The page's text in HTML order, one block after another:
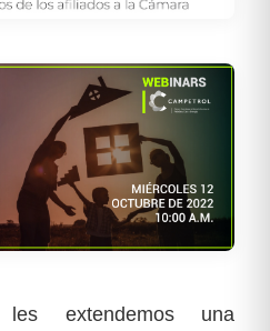
les extendemos una